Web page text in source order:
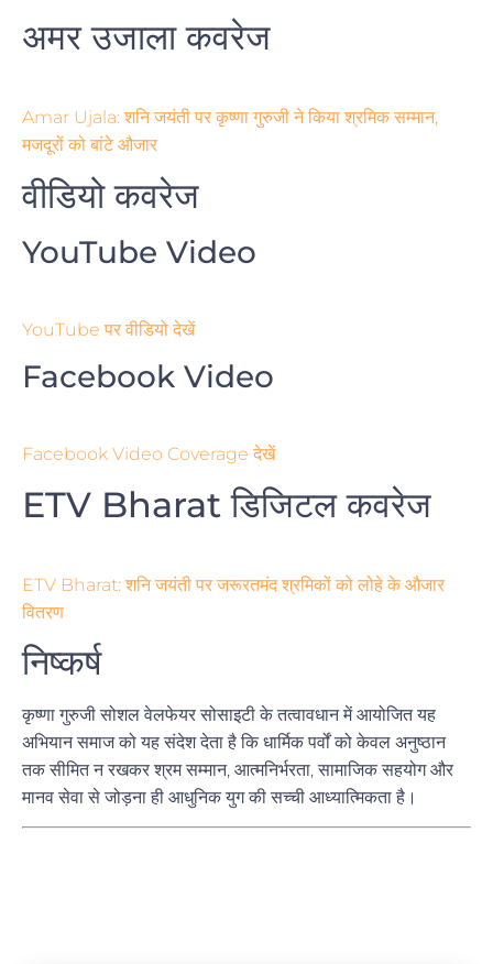
अमर उजाला कवरेज
Amar Ujala: शनि जयंती पर कृष्णा गुरुजी ने किया श्रमिक सम्मान,
मजदूरों को बांटे औजार
वीडियो कवरेज
YouTube Video
YouTube पर वीडियो देखें
Facebook Video
Facebook Video Coverage देखें
ETV Bharat डिजिटल कवरेज
ETV Bharat: शनि जयंती पर जरूरतमंद श्रमिकों को लोहे के औजार
वितरण
निष्कर्ष
कृष्णा गुरुजी सोशल वेलफेयर सोसाइटी के तत्वावधान में आयोजित यह
अभियान समाज को यह संदेश देता है कि धार्मिक पर्वों को केवल अनुष्ठान
तक सीमित न रखकर श्रम सम्मान, आत्मनिर्भरता, सामाजिक सहयोग और
मानव सेवा से जोड़ना ही आधुनिक युग की सच्ची आध्यात्मिकता है।